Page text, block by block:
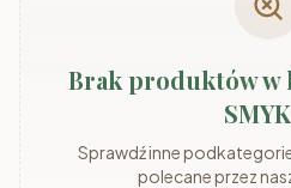
Brak produktów w
Sprawdź inne
polecane przez